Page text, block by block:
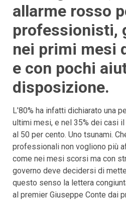
allarme rosso
professionisti,
nei primi mesi
e con pochi
disposizione.
L’80% ha infatti dichiarato una
ultimi mesi, e nel 35% dei casi
al 50 per cento. Uno tsunami.
professionali non vogliono più
come nei mesi scorsi ma con
governo deve decidersi di
questo senso la lettera
al premier Giuseppe Conte dai